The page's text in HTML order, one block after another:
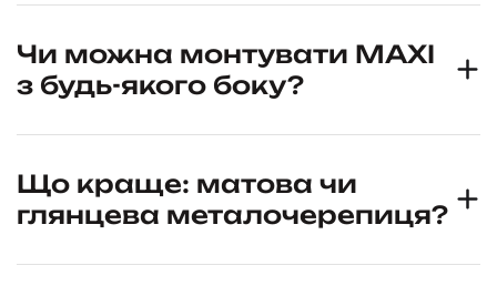
Чи можна монтувати MAXI
з будь-якого боку?
Що краще: матова чи
глянцева металочерепиця?